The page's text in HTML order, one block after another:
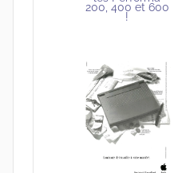
200, 400 et 600
!